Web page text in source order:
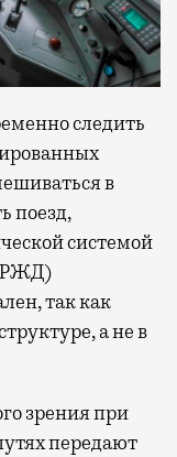
следить
в
поезд,
системой
РЖД)
так как
а не в
зрения при
передают